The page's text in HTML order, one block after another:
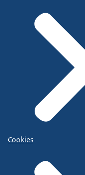
Cookies